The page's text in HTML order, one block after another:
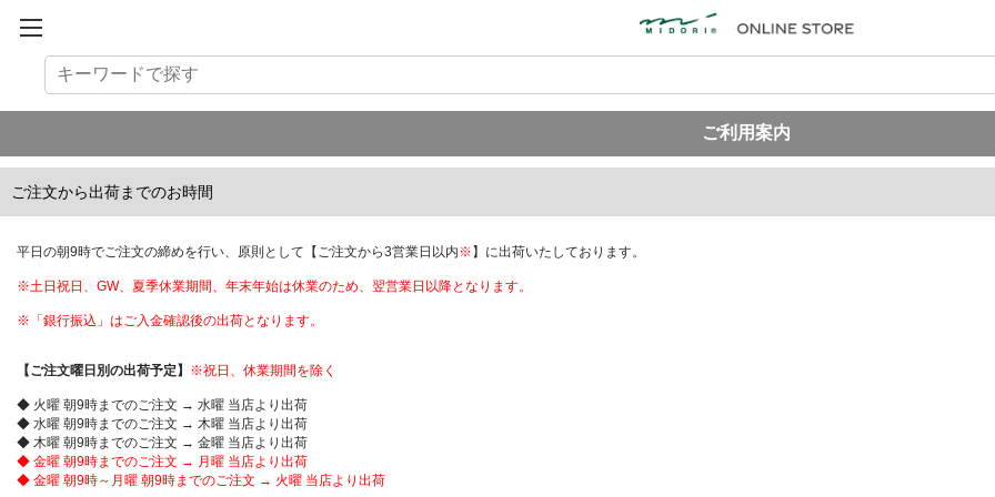
ご利用案内
ご注文から出荷までのお時間
平日の朝9時でご注文の締めを行い、原則として【ご注文から3営業日以内※ 】に出荷いたしております。
※土日祝日、GW、夏季休業期間、年末年始は休業のため、翌営業日以降となります。
※「銀行振込」はご入金確認後の出荷となります。
【ご注文曜日別の出荷予定】 ※祝日、休業期間を除く
◆ 火曜 朝9時までのご注文 → 水曜 当店より出荷
◆ 水曜 朝9時までのご注文 → 木曜 当店より出荷
◆ 木曜 朝9時までのご注文 → 金曜 当店より出荷
◆ 金曜 朝9時までのご注文 → 月曜 当店より出荷
◆ 金曜 朝9時～月曜 朝9時までのご注文 → 火曜 当店より出荷